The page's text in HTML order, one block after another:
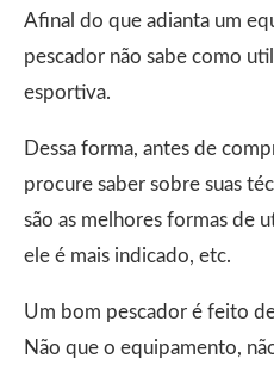
Afinal do que adianta um
pescador não sabe como
esportiva.
Dessa forma, antes de
procure saber sobre suas
são as melhores formas de
ele é mais indicado, etc.
Um bom pescador é feito
Não que o equipamento,